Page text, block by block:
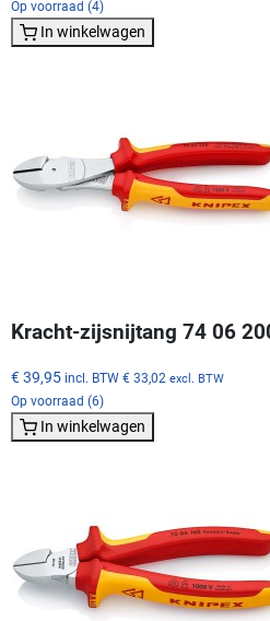
Op voorraad (4)
In winkelwagen
Kracht-zijsnijtang 74 06
€ 39,95 incl. BTW € 33,02 excl. BTW
Op voorraad (6)
In winkelwagen